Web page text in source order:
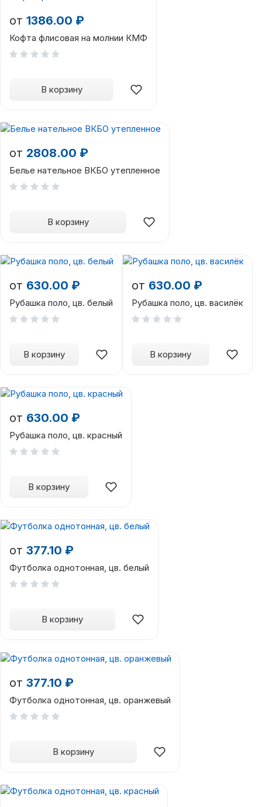
от 1386.00 ₽
Кофта флисовая на молнии КМФ
В корзину
от 2808.00 ₽
Белье нательное ВКБО утепленное
В корзину
от 630.00 ₽
Рубашка поло, цв. белый
В корзину
от 630.00 ₽
Рубашка поло, цв. василёк
В корзину
от 630.00 ₽
Рубашка поло, цв. красный
В корзину
от 377.10 ₽
Футболка однотонная, цв. белый
В корзину
от 377.10 ₽
Футболка однотонная, цв. оранжевый
В корзину